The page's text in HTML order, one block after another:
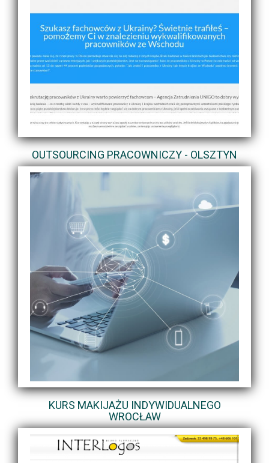
OUTSOURCING PRACOWNICZY - OLSZTYN
KURS MAKIJAŻU INDYWIDUALNEGO
WROCŁAW